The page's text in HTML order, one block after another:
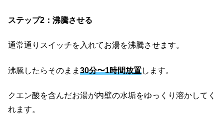
ステップ2：沸騰させる
通常通りスイッチを入れてお湯を沸騰させます。
沸騰したらそのまま 30分〜1時間放置します。
クエン酸を含んだお湯が内壁の水垢をゆっくり溶かしてく
れます。